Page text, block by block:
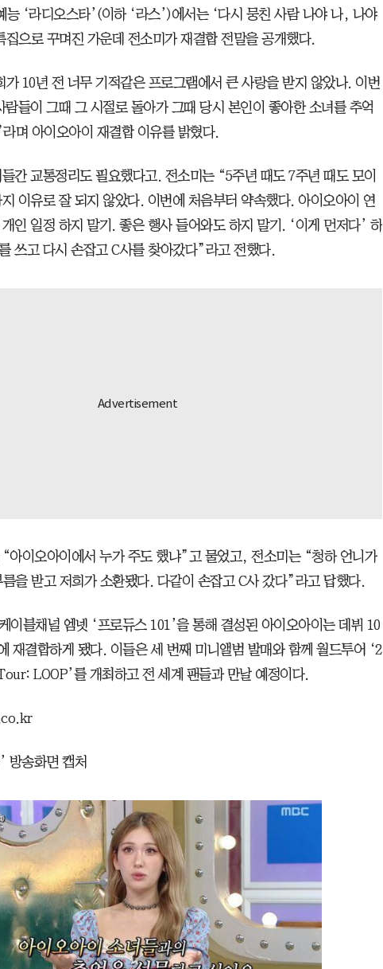
능 ‘라디오스타’(이하 ‘라스’)에서는 ‘다시 뭉친 사람 나야 나, 나야
으로 꾸며진 가운데 전소미가 재결합 전말을 공개했다.
가 10년 전 너무 기적같은 프로그램에서 큰 사랑을 받지 않았나. 이번
람들이 그때 그 시절로 돌아가 그때 당시 본인이 좋아한 소녀를 추억
며 아이오아이 재결합 이유를 밝혔다.
간 교통정리도 필요했다고. 전소미는 “5주년 때도 7주년 때도 모이
이유로 잘 되지 않았다. 이번에 처음부터 약속했다. 아이오아이 연
인 일정 하지 말기. 좋은 행사 들어와도 하지 말기. ‘이게 먼저다’ 하
쓰고 다시 손잡고 C사를 찾아갔다”라고 전했다.
아이오아이에서 누가 주도 했냐”고 물었고, 전소미는 “청하 언니가
을 받고 저희가 소환됐다. 다같이 손잡고 C사 갔다”라고 답했다.
이블채널 엠넷 ‘프로듀스 101’을 통해 결성된 아이오아이는 데뷔 10
재결합하게 됐다. 이들은 세 번째 미니앨범 발매와 함께 월드투어 ‘2
LOOP’를 개최하고 전 세계 팬들과 만날 예정이다.
방송화면 캡처